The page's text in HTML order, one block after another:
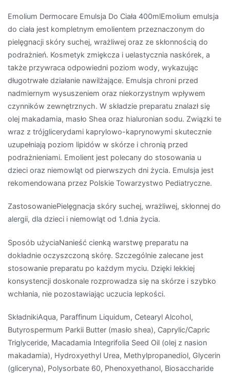
Emolium Dermocare Emulsja Do Ciała 400mlEmolium emulsja
do ciała jest kompletnym emolientem przeznaczonym do
pielęgnacji skóry suchej, wrażliwej oraz ze skłonnością do
podrażnień. Kosmetyk zmiękcza i uelastycznia naskórek, a
także przywraca odpowiedni poziom wody, wykazując
długotrwałe działanie nawilżające. Emulsja chroni przed
nadmiernym wysuszeniem oraz niekorzystnym wpływem
czynników zewnętrznych. W składzie preparatu znalazł się
olej makadamia, masło Shea oraz hialuronian sodu. Związki te
wraz z trójglicerydami kaprylowo-kaprynowymi skutecznie
uzupełniają poziom lipidów w skórze i chronią przed
podrażnieniami. Emolient jest polecany do stosowania u
dzieci oraz niemowląt od pierwszych dni życia. Emulsja jest
rekomendowana przez Polskie Towarzystwo Pediatryczne.
ZastosowaniePielęgnacja skóry suchej, wrażliwej, skłonnej do
alergii, dla dzieci i niemowląt od 1.dnia życia.
Sposób użyciaNanieść cienką warstwę preparatu na
dokładnie oczyszczoną skórę. Szczególnie zalecane jest
stosowanie preparatu po każdym myciu. Dzięki lekkiej
konsystencji doskonale rozprowadza się na skórze i szybko
wchłania, nie pozostawiając uczucia lepkości.
SkładnikiAqua, Paraffinum Liquidum, Cetearyl Alcohol,
Butyrospermum Parkii Butter (masło shea), Caprylic/Capric
Triglyceride, Macadamia Integrifolia Seed Oil (olej z nasion
makadamia), Hydroxyethyl Urea, Methylpropanediol, Glycerin
(gliceryna), Polysorbate 60, Phenoxyethanol, Biosaccharide